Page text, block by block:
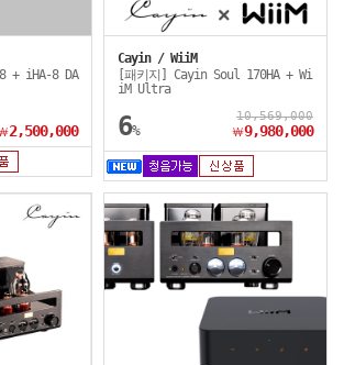
+ iHA-8 DA
2,500,000
Cayin / WiiM
[패키지] Cayin Soul 170HA + Wi
iM Ultra
6%
10,569,000
￦9,980,000